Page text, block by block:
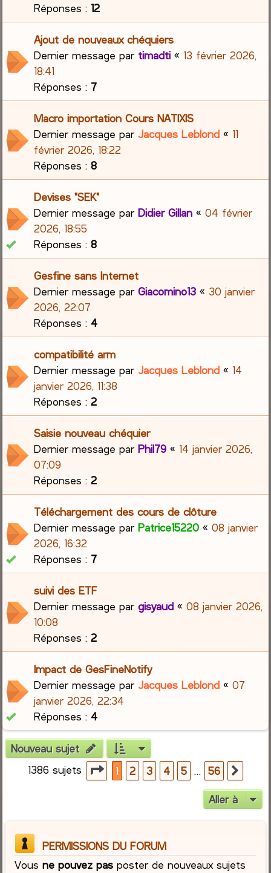
Réponses :12
Ajout de nouveaux chéquiers
Dernier message par timadti « 13 février 2026,
18:41
Réponses : 7
Macro importation Cours NATIXIS
Dernier message parJacques Leblond « 11
février 2026, 18:22
Réponses :8
Devises "SEK"
Dernier message parDidier Gillan «04 février
2026, 18:55
Réponses :8
Gesfine sans Internet
Dernier message parGiacomino13 «30 janvier
2026, 22:07
Réponses : 4
compatibilité arm
Dernier message parJacques Leblond « 14
janvier 2026, 11:38
Réponses :2
Saisie nouveau chéquier
Dernier message parPhil79 « 14 janvier 2026,
07:09
Réponses :2
Téléchargement des cours de clôture
Dernier message parPatrice15220 «08 janvier
2026, 16:32
Réponses : 7
suivi des ETF
Dernier message pargisyaud «08 janvier 2026,
10:08
Réponses :2
Impact de GesFineNotify
Dernier message parJacques Leblond «07
janvier 2026, 22:34
Réponses : 4
Nouveau sujet
1386 sujets
Page1sur 56
1 2 3 4 5 … 56
Aller à
PERMISSIONS DU FORUM
Vousne pouvez pas poster de nouveaux sujets